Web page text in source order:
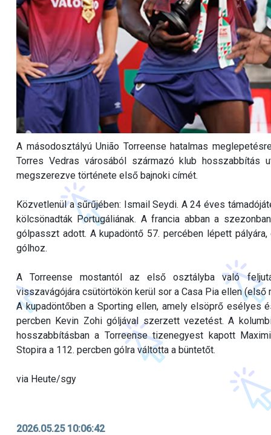
A másodosztályú União Torreense hatalmas
Torres Vedras városából származó klub
megszerezve története első bajnoki címét.
Közvetlenül a sűrűjében: Ismail Seydi. A 24 éves
kölcsönadták Portugáliának. A francia abban a
gólpasszt adott. A kupadöntő 57. percében lépett
gólhoz.
A Torreense mostantól az első osztályba való
visszavágójára csütörtökön kerül sor a Casa Pia ellen (első
A kupadöntőben a Sporting ellen, amely elsöprő esélyes
percben Kevin Zohi góljával szerzett vezetést. A
hosszabbításban a Torreense tizenegyest kapott
Stopira a 112. percben gólra váltotta a büntetőt.
via Heute/sgy
2026.05.25 10:06:42